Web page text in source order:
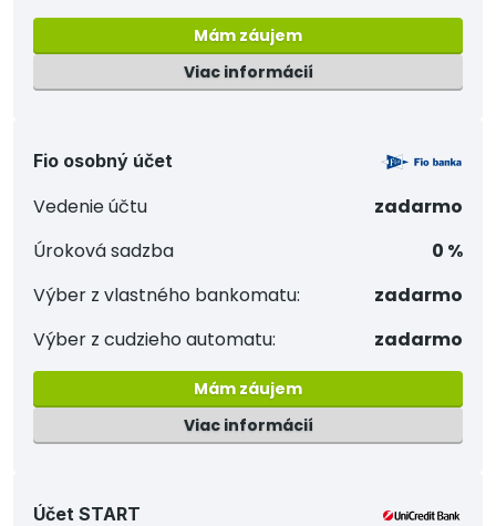
Mám záujem
Viac informácií
Fio osobný účet
Vedenie účtu
zadarmo
Úroková sadzba
0 %
Výber z vlastného bankomatu:
zadarmo
Výber z cudzieho automatu:
zadarmo
Mám záujem
Viac informácií
Účet START